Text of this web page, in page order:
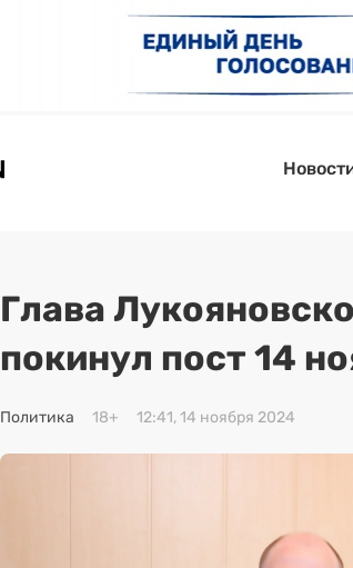
Глава
покинул пост 14
Политика 18+ 12:41, 14 ноября 2024